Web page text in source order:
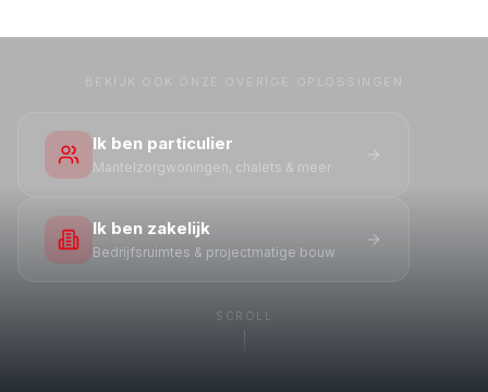
Ik ben particulier
Mantelzorgwoningen, chalets & meer
Ik ben zakelijk
Bedrijfsruimtes & projectmatige bouw
SCROLL